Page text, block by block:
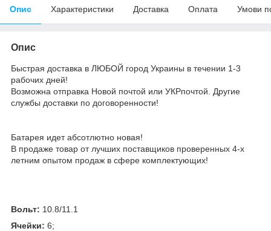
Опис Характеристики Доставка Оплата Умови
Опис
Быстрая доставка в ЛЮБОЙ город Украины в течении 1-3
рабочих дней!
Возможна отправка Новой почтой или УКРпочтой. Другие
службы доставки по договоренности!
Батарея идет абсотлютно новая!
В продаже товар от лучших поставщиков проверенных 4-х
летним опытом продаж в сфере комплектующих!
Вольт: 10.8/11.1
Ячейки: 6;